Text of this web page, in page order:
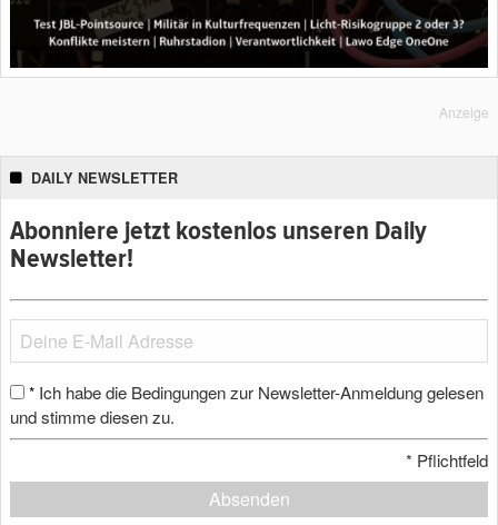
Anzeige
DAILY NEWSLETTER
Abonniere jetzt kostenlos unseren Daily
Newsletter!
* Ich habe die Bedingungen zur Newsletter-Anmeldung gelesen
und stimme diesen zu.
* Pflichtfeld
Absenden